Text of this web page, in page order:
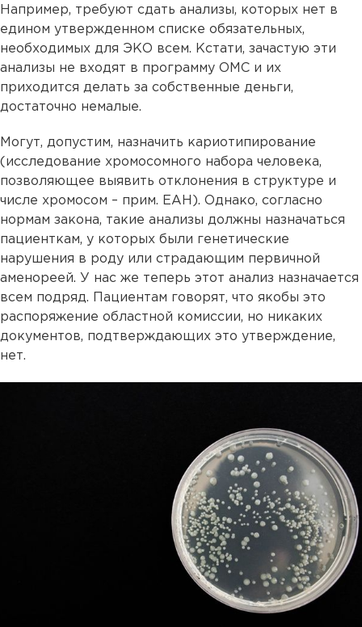
Например, требуют сдать анализы, которых нет в
едином утвержденном списке обязательных,
необходимых для ЭКО всем. Кстати, зачастую эти
анализы не входят в программу ОМС и их
приходится делать за собственные деньги,
достаточно немалые.
Могут, допустим, назначить кариотипирование
(исследование хромосомного набора человека,
позволяющее выявить отклонения в структуре и
числе хромосом – прим. ЕАН). Однако, согласно
нормам закона, такие анализы должны назначаться
пациенткам, у которых были генетические
нарушения в роду или страдающим первичной
аменореей. У нас же теперь этот анализ назначается
всем подряд. Пациентам говорят, что якобы это
распоряжение областной комиссии, но никаких
документов, подтверждающих это утверждение,
нет.